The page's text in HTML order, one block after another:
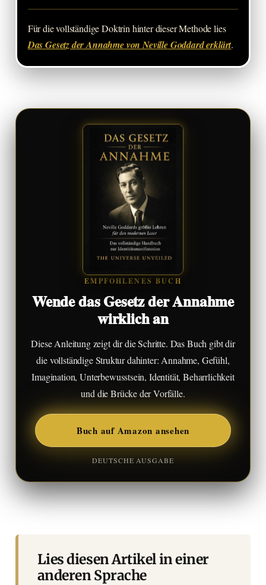
Für die vollständige Doktrin hinter dieser Methode lies
Das Gesetz der Annahme von Neville Goddard erklärt.
EMPFOHLENES BUCH
Wende das Gesetz der Annahme
wirklich an
Diese Anleitung zeigt dir die Schritte. Das Buch gibt dir
die vollständige Struktur dahinter: Annahme, Gefühl,
Imagination, Unterbewusstsein, Identität, Beharrlichkeit
und die Brücke der Vorfälle.
Buch auf Amazon ansehen
DEUTSCHE AUSGABE
Lies diesen Artikel in einer
anderen Sprache